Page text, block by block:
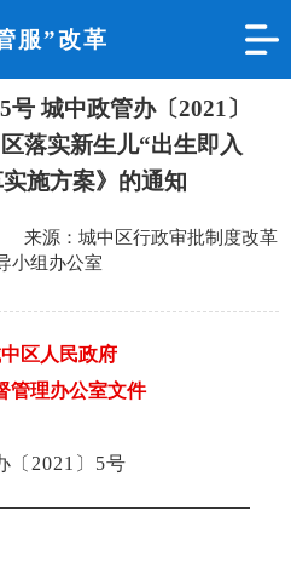
服”改革
城中政管办〔2021〕
落实新生儿“出生即入
施方案》的通知
来源：城中区行政审批制度改革
小组办公室
区人民政府
管理办公室文件
〔 2021 〕 5号